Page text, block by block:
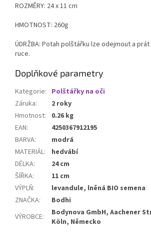
ROZMĚRY: 24 x 11 cm
HMOTNOST: 260g
ÚDRŽBA: Potah polštářku lze odejmout a
ruce.
Doplňkové parametry
Kategorie: Polštářky na oči
Záruka:
2 roky
Hmotnost:
0.26 kg
EAN:
4250367912195
BARVA:
modrá
MATERIÁL:
hedvábí
DÉLKA:
24 cm
ŠÍŘKA:
11 cm
VÝPLŇ:
levandule, lněná BIO semena
ZNAČKA:
Bodhi
VÝROBCE:
Bodynova GmbH, Aachener
Köln, Německo